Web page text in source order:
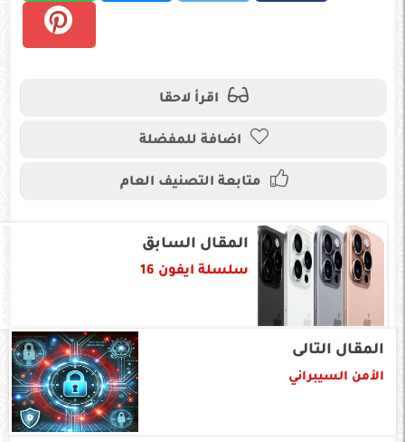
اقرأ لاحقا
اضافة للمفضلة
متابعة التصنيف العام
المقال السابق
سلسلة ايفون 16
المقال التالى
الأمن السيبراني